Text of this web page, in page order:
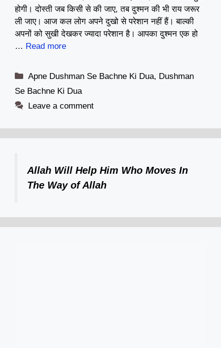
होगी। दोस्ती जब किसी से की जाए, तब दुश्मन की भी राय जरूर
ली जाए। आज कल लोग अपने दुखो से परेशान नहीं हैं। बाल्की
अपनों को सुखी देखकर ज्यादा परेशान है। आपका दुश्मन एक हो
… Read more
Categories
Apne Dushman Se Bachne Ki Dua, Dushman
Se Bachne Ki Dua
Leave a comment
Allah Will Help Him Who Moves In
The Way of Allah